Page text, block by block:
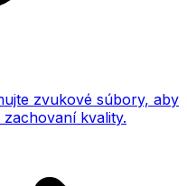
zvukové súbory, aby
kvality.